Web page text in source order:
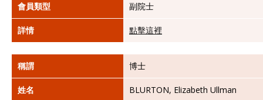
會員類型 副院士
詳情 點擊這裡
稱謂 博士
姓名 BLURTON, Elizabeth Ullman